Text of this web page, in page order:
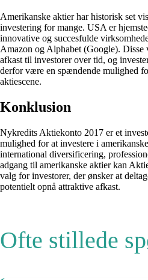
Amerikanske aktier har historisk set
investering for mange. USA er
innovative og succesfulde
Amazon og Alphabet (Google). Disse
afkast til investorer over tid, og
derfor være en spændende mulighed
aktiescene.
Konklusion
Nykredits Aktiekonto 2017 er et
mulighed for at investere i
international diversificering,
adgang til amerikanske aktier kan
valg for investorer, der ønsker at
potentielt opnå attraktive afkast.
Ofte stillede